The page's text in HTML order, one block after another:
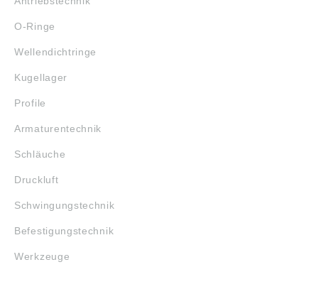
O-Ringe
Wellendichtringe
Kugellager
Profile
Armaturentechnik
Schläuche
Druckluft
Schwingungstechnik
Befestigungstechnik
Werkzeuge